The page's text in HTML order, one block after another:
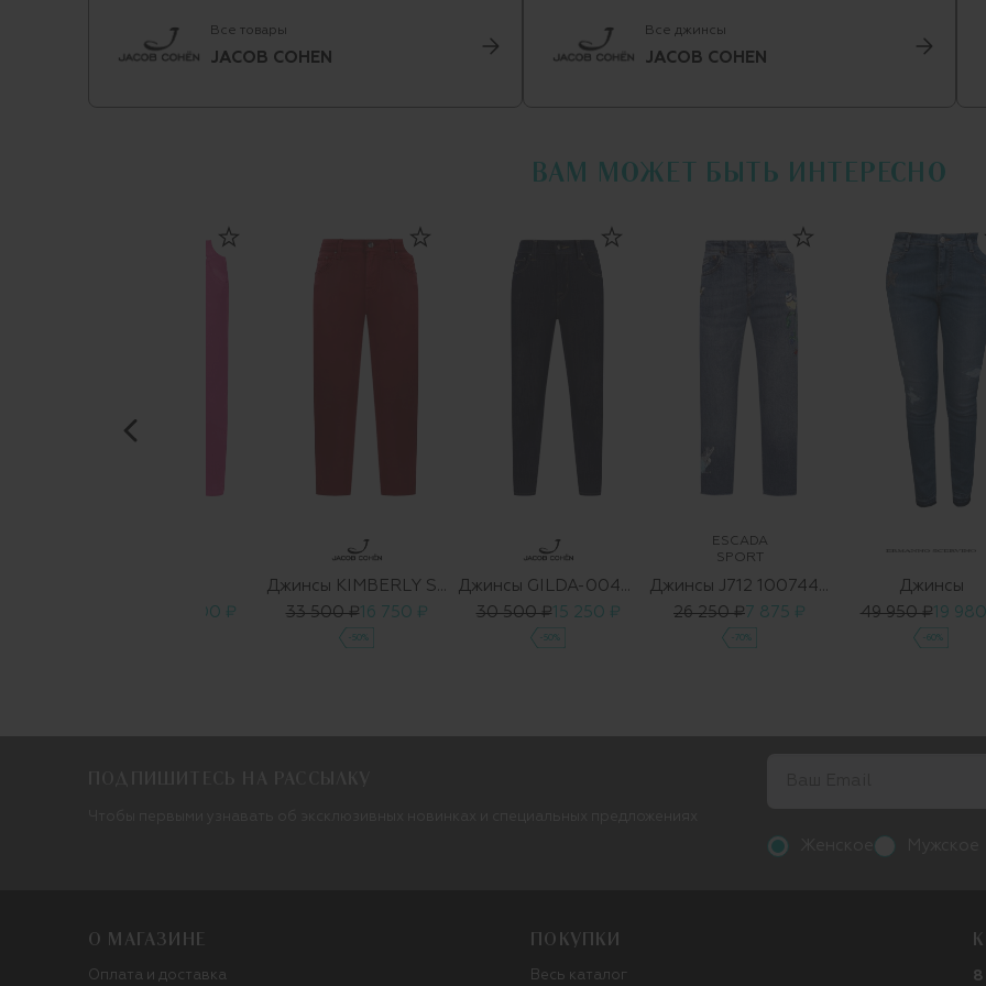
Все товары
JACOB COHEN
Все джинсы
JACOB COHEN
ВАМ МОЖЕТ БЫТЬ ИНТЕРЕСНО
15 900 ₽
33 500 ₽16 750 ₽
-50%
30 500 ₽15 250 ₽
-50%
ESCADA
SPORT
26 250 ₽7 875 ₽
-70%
Джинсы
49 950 ₽19
-60%
О МАГАЗИНЕ
Оплата и доставка
ПОКУПКИ
Весь каталог 8